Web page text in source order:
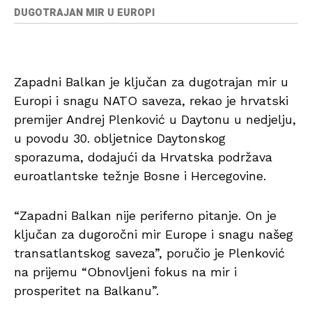
DUGOTRAJAN MIR U EUROPI
Zapadni Balkan je ključan za dugotrajan mir u
Europi i snagu NATO saveza, rekao je hrvatski
premijer Andrej Plenković u Daytonu u nedjelju,
u povodu 30. obljetnice Daytonskog
sporazuma, dodajući da Hrvatska podržava
euroatlantske težnje Bosne i Hercegovine.
“Zapadni Balkan nije periferno pitanje. On je
ključan za dugoročni mir Europe i snagu našeg
transatlantskog saveza”, poručio je Plenković
na prijemu “Obnovljeni fokus na mir i
prosperitet na Balkanu”.